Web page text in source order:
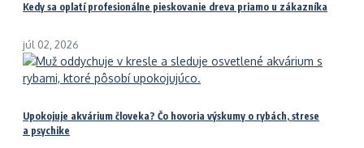
Kedy sa oplatí profesionálne pieskovanie dreva priamo u zákazníka
júl 02, 2026
Upokojuje akvárium človeka? Čo hovoria výskumy o rybách, strese
a psychike